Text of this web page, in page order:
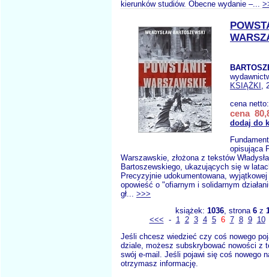
kierunków studiów. Obecne wydanie –...
KSIĄŻKI ,
cena
cena
dodaj do
opisująca
Warszawskie, złożona z tekstów
Bartoszewskiego, ukazujących się w
Precyzyjnie udokumentowana,
opowieść o "ofiarnym i solidarnym
gł... >>>
książek: 1036, strona 6z
<<< - 1 2 3 4 5 6 7 8 9
10
Jeśli chcesz wiedzieć czy coś nowego
dziale, możesz subskrybować nowości z
swój e-mail. Jeśli pojawi się coś nowego
otrzymasz informację.